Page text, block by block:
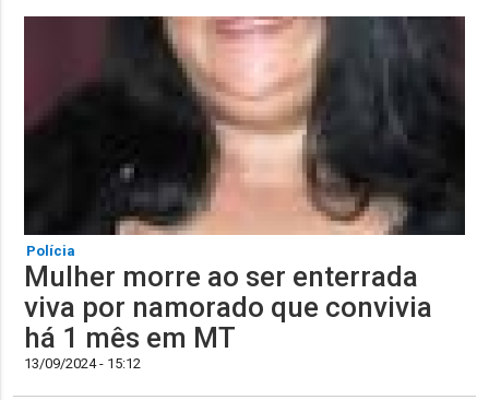
Polícia
Mulher morre ao ser enterrada
viva por namorado que convivia
há 1 mês em MT
13/09/2024 - 15:12